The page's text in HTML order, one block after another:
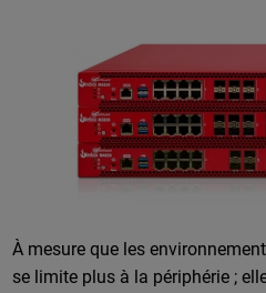
À mesure que les
se limite plus à la périphérie ;